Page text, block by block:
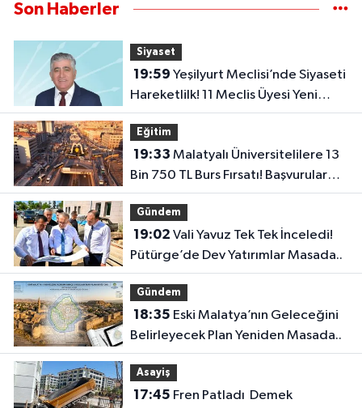
Son Haberler
Siyaset
19:59
Hareketlilk! 11 Meclis Üyesi Yeni
Parti’ye Katıldı..
Eğitim
19:33
Bin 750 TL Burs Fırsatı! Başvurular
Başlıyor...
Gündem
19:02
Pütürge’de Dev Yatırımlar Masada..
Gündem
18:35
Belirleyecek Plan Yeniden Masada..
Asayiş
17:45